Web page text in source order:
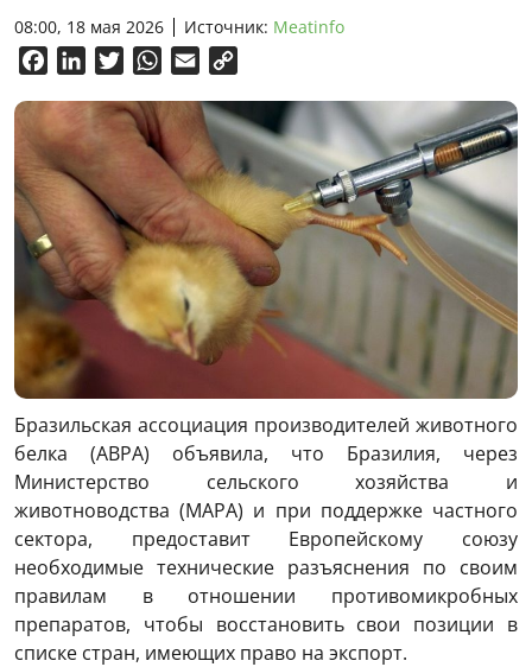
08:00, 18 мая 2026 Источник: Meatinfo
FacebookLinkedInTwitterWhatsApp
Email
Бразильская ассоциация производителей животного
белка (ABPA) объявила, что Бразилия, через
Министерство сельского хозяйства и
животноводства (MAPA) и при поддержке частного
сектора, предоставит Европейскому союзу
необходимые технические разъяснения по своим
правилам в отношении противомикробных
препаратов, чтобы восстановить свои позиции в
списке стран, имеющих право на экспорт.